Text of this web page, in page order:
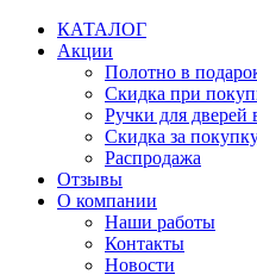
Перейти
содержимому
КАТАЛОГ
Акции
Полотно в
Скидка при
Ручки для дверей
Скидка за
Распродажа
Отзывы
О компании
Наши работы
Контакты
Новости